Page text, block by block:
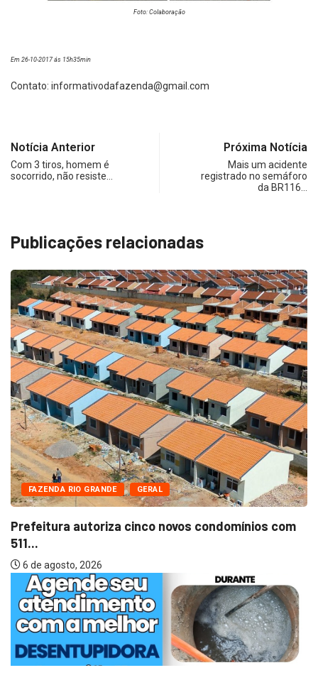
Foto: Colaboração
Em 26-10-2017 ás 15h35min
Contato: informativodafazenda@gmail.com
Notícia Anterior
Com 3 tiros, homem é
socorrido, não resiste…
Próxima Notícia
Mais um acidente
registrado no semáforo
da BR116…
Publicações relacionadas
FAZENDA RIO GRANDE GERAL
Prefeitura autoriza cinco novos condomínios com
511...
6 de agosto, 2026